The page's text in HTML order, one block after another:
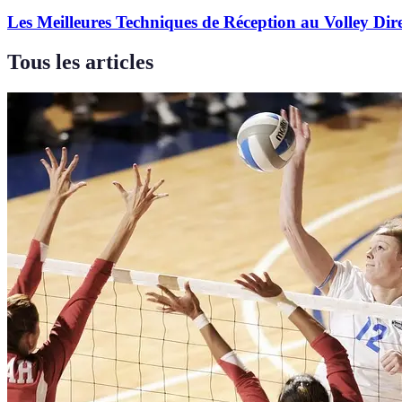
Les Meilleures Techniques de Réception au Volley
Tous les articles